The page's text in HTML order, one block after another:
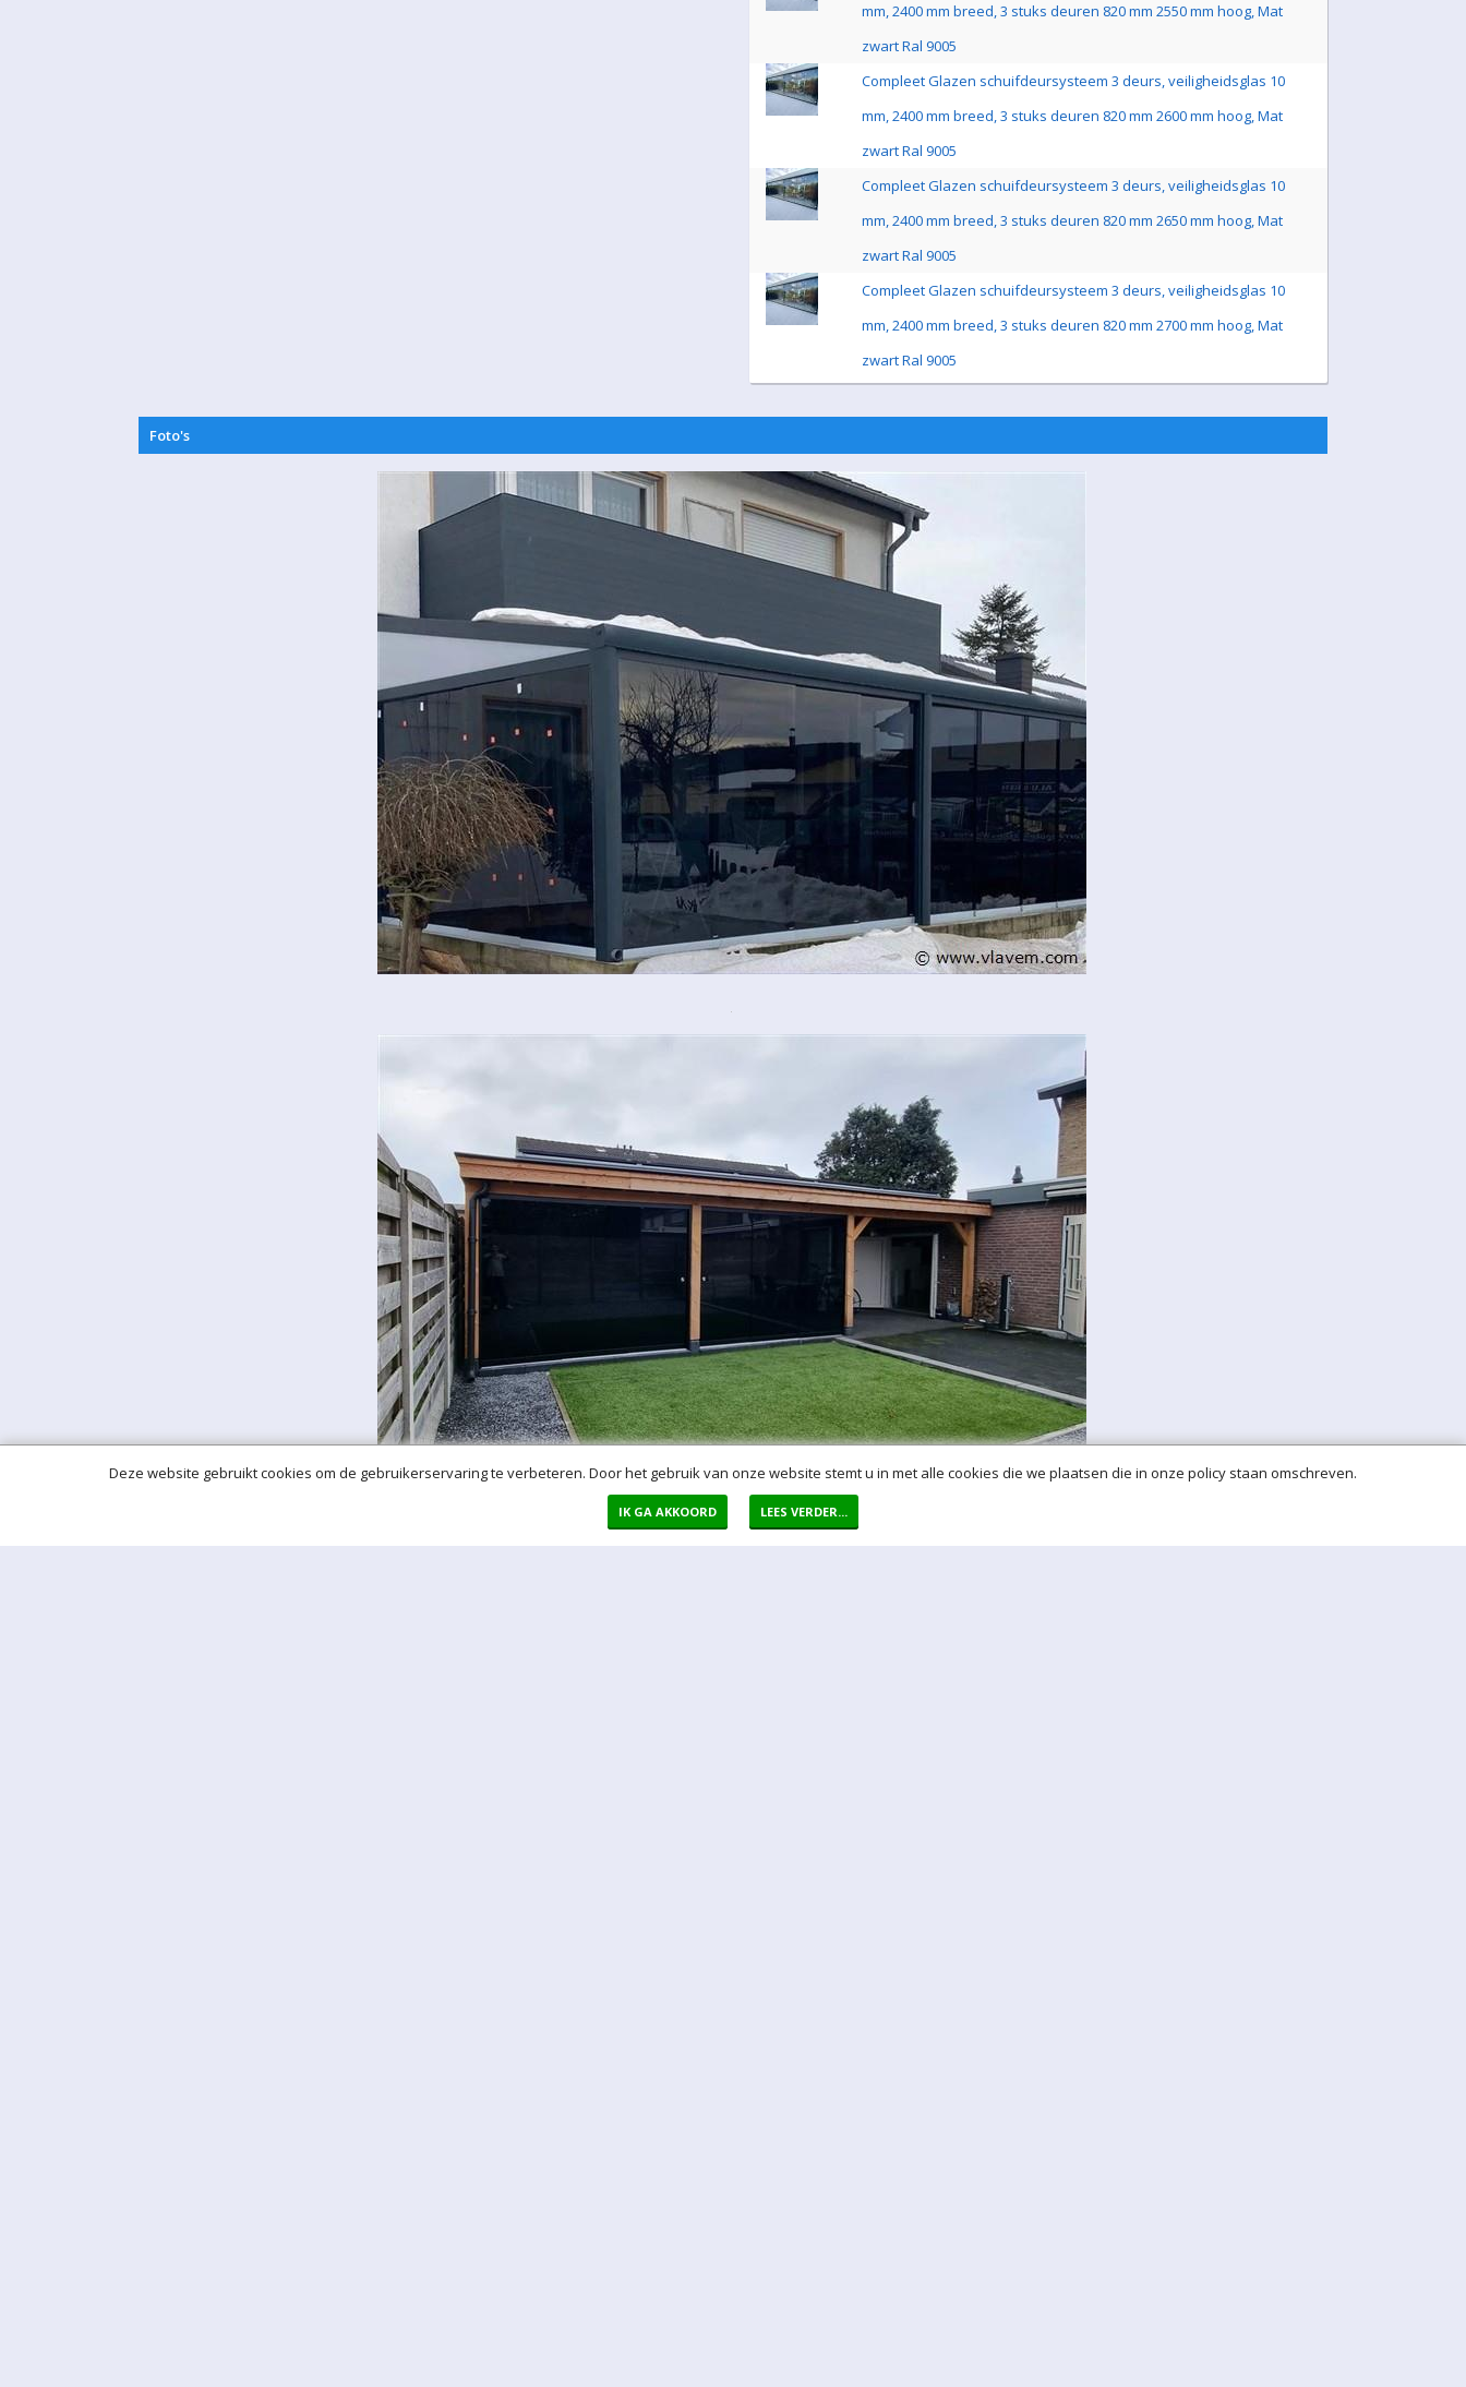
mm, 2400 mm breed, 3 stuks deuren 820 mm 2550 mm hoog, Mat
zwart Ral 9005
Compleet Glazen schuifdeursysteem 3 deurs, veiligheidsglas 10
mm, 2400 mm breed, 3 stuks deuren 820 mm 2600 mm hoog, Mat
zwart Ral 9005
Compleet Glazen schuifdeursysteem 3 deurs, veiligheidsglas 10
mm, 2400 mm breed, 3 stuks deuren 820 mm 2650 mm hoog, Mat
zwart Ral 9005
Compleet Glazen schuifdeursysteem 3 deurs, veiligheidsglas 10
mm, 2400 mm breed, 3 stuks deuren 820 mm 2700 mm hoog, Mat
zwart Ral 9005
Foto's
Deze website gebruikt cookies om de gebruikerservaring te verbeteren. Door het gebruik van onze website stemt u in met alle cookies die we plaatsen die in onze policy staan omschreven.
IK GA AKKOORD LEES VERDER...